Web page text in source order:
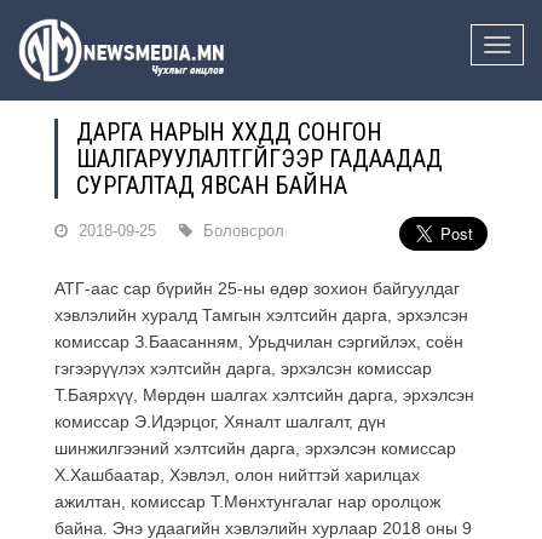
Toggle
ДАРГА НАРЫН ХҮҮХДҮҮД СОНГОН
ШАЛГАРУУЛАЛТГҮЙГЭЭР ГАДААДАД
СУРГАЛТАД ЯВСАН БАЙНА
2018-09-25 Боловсрол
АТГ-аас сар бүрийн 25-ны өдөр зохион байгуулдаг
хэвлэлийн хуралд Тамгын хэлтсийн дарга, эрхэлсэн
комиссар З.Баасанням, Урьдчилан сэргийлэх, соён
гэгээрүүлэх хэлтсийн дарга, эрхэлсэн комиссар
Т.Баярхүү, Мөрдөн шалгах хэлтсийн дарга, эрхэлсэн
комиссар Э.Идэрцог, Хяналт шалгалт, дүн
шинжилгээний хэлтсийн дарга, эрхэлсэн комиссар
Х.Хашбаатар, Хэвлэл, олон нийттэй харилцах
ажилтан, комиссар Т.Мөнхтунгалаг нар оролцож
байна. Энэ удаагийн хэвлэлийн хурлаар 2018 оны 9